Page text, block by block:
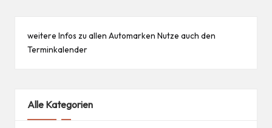
weitere Infos zu allen Automarken Nutze auch den
Terminkalender
Alle Kategorien